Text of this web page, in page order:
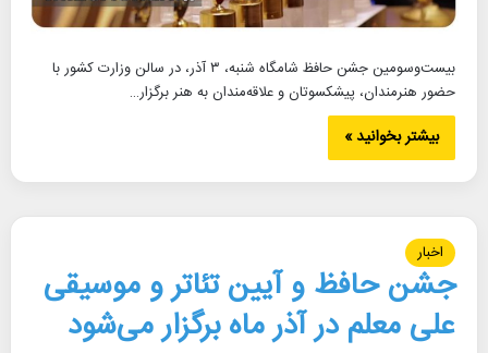
بیست‌وسومین جشن حافظ شامگاه شنبه، ۳ آذر، در سالن وزارت کشور با
حضور هنرمندان، پیشکسوتان و علاقه‌مندان به هنر برگزار…
بیشتر بخوانید »
اخبار
جشن حافظ و آیین تئاتر و موسیقی
علی معلم در آذر ماه برگزار می‌شود